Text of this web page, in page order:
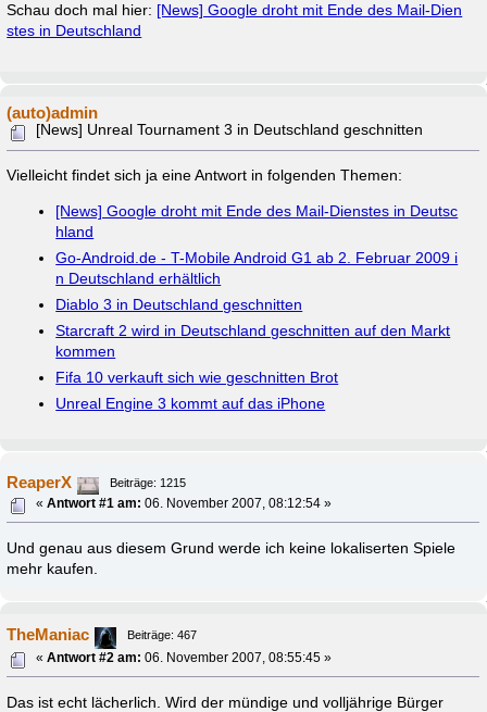
Schau doch mal hier: [News] Google droht mit Ende des Mail-Dien
stes in Deutschland
(auto)admin
[News] Unreal Tournament 3 in Deutschland geschnitten
Vielleicht findet sich ja eine Antwort in folgenden Themen:
[News] Google droht mit Ende des Mail-Dienstes in Deutsc
hland
Go-Android.de - T-Mobile Android G1 ab 2. Februar 2009 i
n Deutschland erhältlich
Diablo 3 in Deutschland geschnitten
Starcraft 2 wird in Deutschland geschnitten auf den Markt
kommen
Fifa 10 verkauft sich wie geschnitten Brot
Unreal Engine 3 kommt auf das iPhone
ReaperX
Beiträge: 1215
«Antwort #1 am: 06. November 2007, 08:12:54 »
Und genau aus diesem Grund werde ich keine lokaliserten Spiele
mehr kaufen.
TheManiac
Beiträge: 467
«Antwort #2 am: 06. November 2007, 08:55:45 »
Das ist echt lächerlich. Wird der mündige und volljährige Bürger